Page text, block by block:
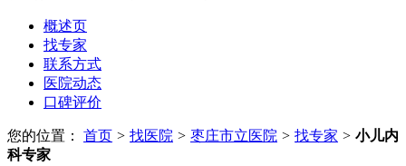
概述页
找专家
联系方式
医院动态
口碑评价
您的位置： 首页 > 找医院 > 枣庄市立医院 > 找专家 > 小儿内
科专家